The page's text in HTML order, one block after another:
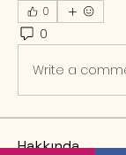
0
0
Write a
Hakkında